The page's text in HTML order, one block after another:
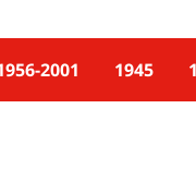
2001 1945